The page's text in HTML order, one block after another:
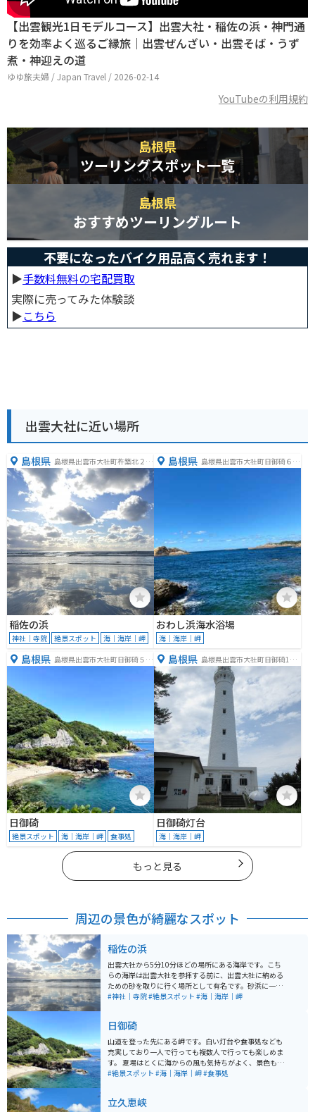
【出雲観光1日モデルコース】出雲大社・稲佐の浜・神門通
りを効率よく巡るご縁旅｜出雲ぜんざい・出雲そば・うず
煮・神迎えの道
ゆゆ旅夫婦 / Japan Travel / 2026-02-14
YouTubeの利用規約
島根県
ツーリングスポット一覧
島根県
おすすめツーリングルート
不要になったバイク用品高く売れます！
▶︎手数料無料の宅配買取
実際に売ってみた体験談
▶︎こちら
出雲大社に近い場所
島根県 島根県出雲市大社町杵築北２７
１１
稲佐の浜
神社｜寺院 絶景スポット 海｜海岸｜岬
島根県 島根県出雲市大社町日御碕６２
おわし浜海水浴場
海｜海岸｜岬
島根県 島根県出雲市大社町日御碕５９
日御碕
絶景スポット 海｜海岸｜岬 食事処
島根県 島根県出雲市大社町日御碕147
日御碕灯台
海｜海岸｜岬
もっと見る
周辺の景色が綺麗なスポット
稲佐の浜
出雲大社から5分10分ほどの場所にある海岸です。こち
らの海岸は出雲大社を参拝する前に、出雲大社に納める
ための砂を取りに行く場所として有名です。砂浜に一際
目立つ大きな岩のような弁天島という名の島があり、
気持ちになります。その中でもオススメなのは天気の良
い日の稲佐の浜です。寄せた波によって濡れた砂浜に空
がきれいにうつり、ウユニ塩湖のような景色を楽しむこ
とができます。神秘的な場所なだけあって景色もより一
層神秘さを増し素敵な世界観を楽しむことができます。
#神社｜寺院#絶景スポット #海｜海岸｜岬
日御碕
山道を登った先にある岬です。白い灯台や食事処なども
充実しており一人で行っても複数人で行っても楽しめま
す。 夏場はとくに海からの風も気持ちがよく、景色も良
いため絶景スポットとしても有名です。 出雲大社も近く
#絶景スポット #海｜海岸｜岬#食事処
立久恵峡